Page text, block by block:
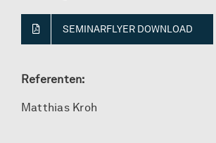
SEMINARFLYER DOWNLOAD
Referenten:
Matthias Kroh